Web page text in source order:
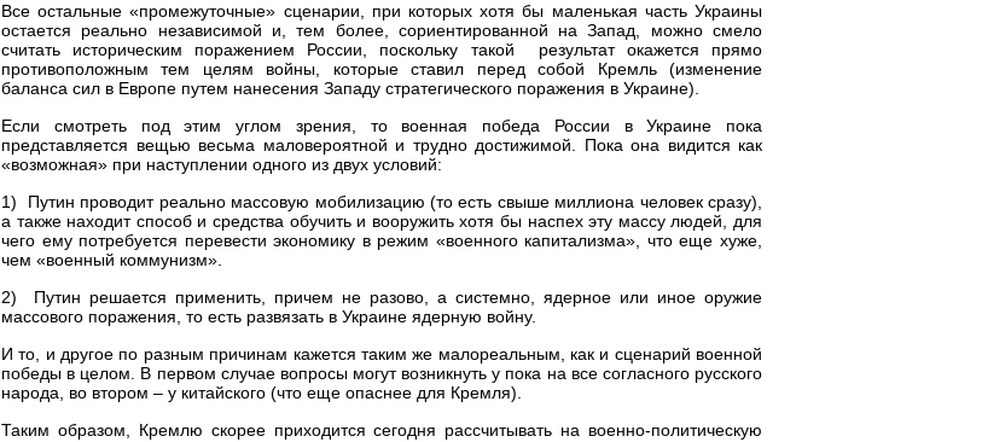
Все остальные «промежуточные» сценарии, при которых хотя бы маленькая часть Украины
остается реально независимой и, тем более, сориентированной на Запад, можно смело
считать историческим поражением России, поскольку такой результат окажется прямо
противоположным тем целям войны, которые ставил перед собой Кремль (изменение
баланса сил в Европе путем нанесения Западу стратегического поражения в Украине).
Если смотреть под этим углом зрения, то военная победа России в Украине пока
представляется вещью весьма маловероятной и трудно достижимой. Пока она видится как
«возможная» при наступлении одного из двух условий:
1) Путин проводит реально массовую мобилизацию (то есть свыше миллиона человек сразу),
а также находит способ и средства обучить и вооружить хотя бы наспех эту массу людей, для
чего ему потребуется перевести экономику в режим «военного капитализма», что еще хуже,
чем «военный коммунизм».
2) Путин решается применить, причем не разово, а системно, ядерное или иное оружие
массового поражения, то есть развязать в Украине ядерную войну.
И то, и другое по разным причинам кажется таким же малореальным, как и сценарий военной
победы в целом. В первом случае вопросы могут возникнуть у пока на все согласного русского
народа, во втором – у китайского (что еще опаснее для Кремля).
Таким образом, Кремлю скорее приходится сегодня рассчитывать на военно-политическую